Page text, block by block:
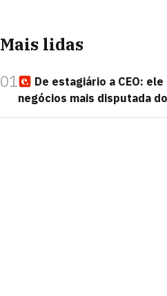
Mais lidas
01
De estagiário a CEO:
negócios mais disputada